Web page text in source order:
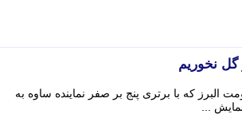
نخوریم
البرز که با برتری پنج بر صفر نماینده ساوه به
...